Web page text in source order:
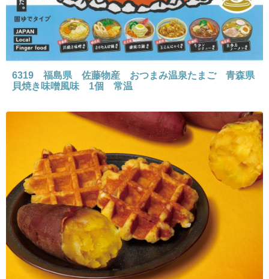
6319 福島県 佐藤物産 おつまみ温泉たまご 青森県
貝焼き味噌風味 1個 常温